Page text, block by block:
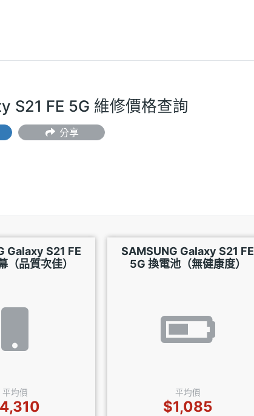
S21 FE 5G 維修價格查詢
分享
Galaxy S21 FE
（品質次佳）
平均價
SAMSUNG Galaxy S21 FE
5G 換電池（無健康度）
平均價
$1,085